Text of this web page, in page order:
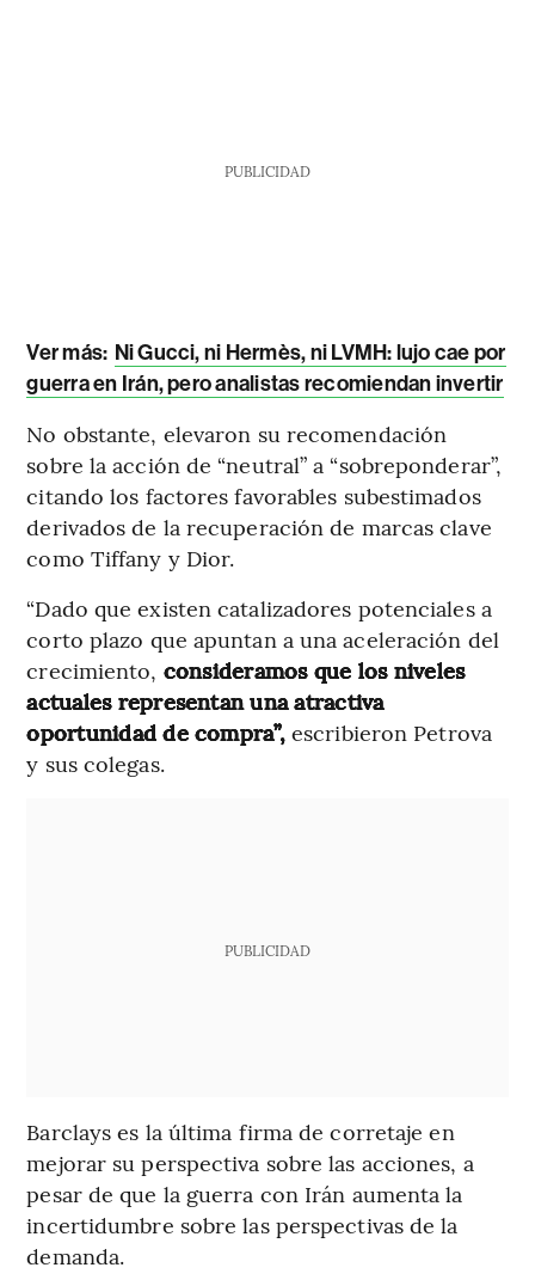
PUBLICIDAD
Ver más: Ni Gucci, ni Hermès, ni LVMH: lujo cae por
guerra en Irán, pero analistas recomiendan invertir
No obstante, elevaron su recomendación
sobre la acción de “neutral” a “sobreponderar”,
citando los factores favorables subestimados
derivados de la recuperación de marcas clave
como Tiffany y Dior.
“Dado que existen catalizadores potenciales a
corto plazo que apuntan a una aceleración del
crecimiento, consideramos que los niveles
actuales representan una atractiva
oportunidad de compra”,escribieron Petrova
y sus colegas.
PUBLICIDAD
Barclays es la última firma de corretaje en
mejorar su perspectiva sobre las acciones, a
pesar de que la guerra con Irán aumenta la
incertidumbre sobre las perspectivas de la
demanda.